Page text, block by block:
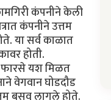
कंपनीने केली
कंपनीने उत्तम
या सर्व काळात
होती.
फारसे यश मिळत
वेगवान घोडदौड